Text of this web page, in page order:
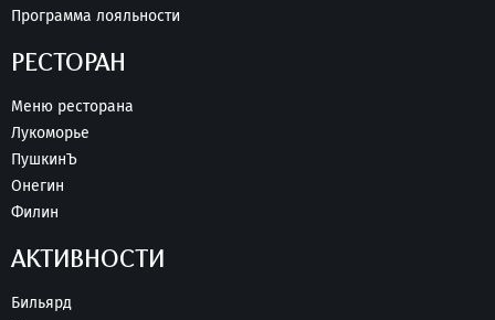
Программа лояльности
РЕСТОРАН
Меню ресторана
Лукоморье
ПушкинЪ
Онегин
Филин
АКТИВНОСТИ
Бильярд